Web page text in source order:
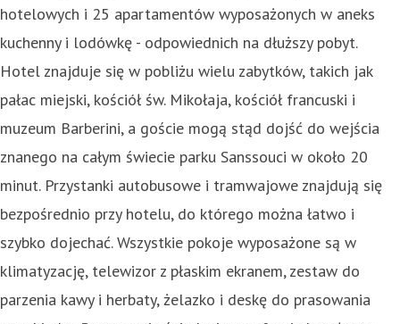
hotelowych i 25 apartamentów wyposażonych w aneks
kuchenny i lodówkę - odpowiednich na dłuższy pobyt.
Hotel znajduje się w pobliżu wielu zabytków, takich jak
pałac miejski, kościół św. Mikołaja, kościół francuski i
muzeum Barberini, a goście mogą stąd dojść do wejścia
znanego na całym świecie parku Sanssouci w około 20
minut. Przystanki autobusowe i tramwajowe znajdują się
bezpośrednio przy hotelu, do którego można łatwo i
szybko dojechać. Wszystkie pokoje wyposażone są w
klimatyzację, telewizor z płaskim ekranem, zestaw do
parzenia kawy i herbaty, żelazko i deskę do prasowania